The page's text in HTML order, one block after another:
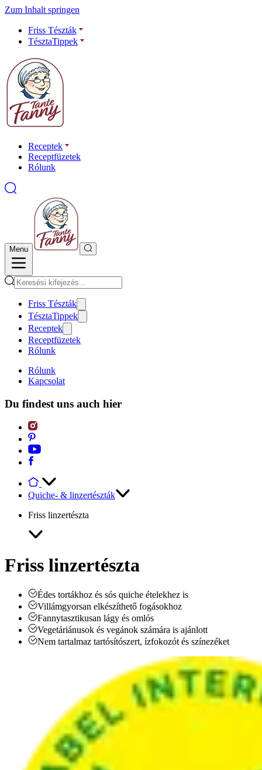
Zum Inhalt springen
Friss Tészták
TésztaTippek
Receptek
Receptfüzetek
Rólunk
Menu
Friss Tészták
TésztaTippek
Receptek
Receptfüzetek
Rólunk
Rólunk
Kapcsolat
Du findest uns auch hier
Quiche- & linzertészták
Friss linzertészta
Friss linzertészta
Édes tortákhoz és sós quiche ételekhez is
Villámgyorsan elkészíthető fogásokhoz
Fannytasztikusan lágy és omlós
Vegetáriánusok és vegánok számára is ajánlott
Nem tartalmaz tartósítószert, ízfokozót és színezéket